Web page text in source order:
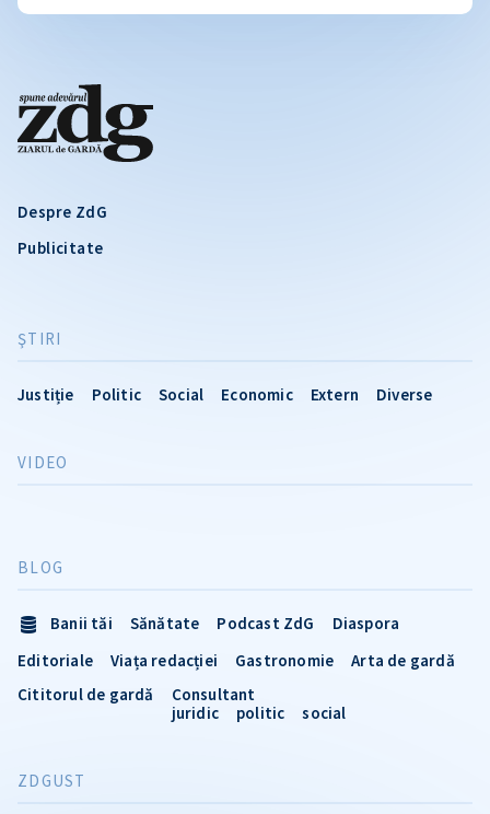
Despre ZdG
Publicitate
ŞTIRI
Justiție Politic Social Economic Extern Diverse
VIDEO
BLOG
Banii tăi Sănătate Podcast ZdG
Diaspora
Editoriale
Viața redacției Gastronomie
Arta de gardă
Cititorul de gardă
Consultant
juridic
politic social
ZDGUST